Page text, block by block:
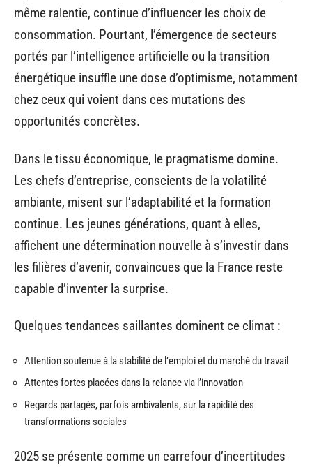
même ralentie, continue d’influencer les choix de
consommation. Pourtant, l’émergence de secteurs
portés par l’intelligence artificielle ou la transition
énergétique insuffle une dose d’optimisme, notamment
chez ceux qui voient dans ces mutations des
opportunités concrètes.
Dans le tissu économique, le pragmatisme domine.
Les chefs d’entreprise, conscients de la volatilité
ambiante, misent sur l’adaptabilité et la formation
continue. Les jeunes générations, quant à elles,
affichent une détermination nouvelle à s’investir dans
les filières d’avenir, convaincues que la France reste
capable d’inventer la surprise.
Quelques tendances saillantes dominent ce climat :
Attention soutenue à la stabilité de l’emploi et du marché du travail
Attentes fortes placées dans la relance via l’innovation
Regards partagés, parfois ambivalents, sur la rapidité des
transformations sociales
2025 se présente comme un carrefour d’incertitudes